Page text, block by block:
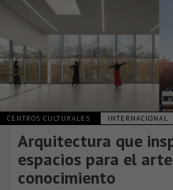
CENTROS CULTURALES INTERNACIONAL
Arquitectura que
espacios para el
conocimiento